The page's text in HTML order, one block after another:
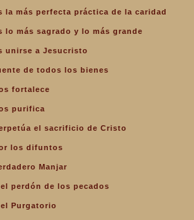
más
más
a
de
la más perfecta práctica de la caridad
lo más sagrado y lo más grande
unirse a Jesucristo
de todos los bienes
fortalece
purifica
el sacrificio de Cristo
los difuntos
Manjar
perdón de los pecados
Purgatorio